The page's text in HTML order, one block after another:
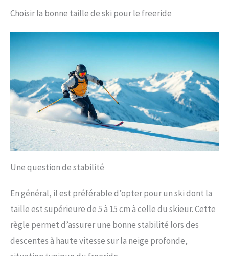
Choisir la bonne taille de ski pour le freeride
Une question de stabilité
En général, il est préférable d’opter pour un ski dont la
taille est supérieure de 5 à 15 cm à celle du skieur. Cette
règle permet d’assurer une bonne stabilité lors des
descentes à haute vitesse sur la neige profonde,